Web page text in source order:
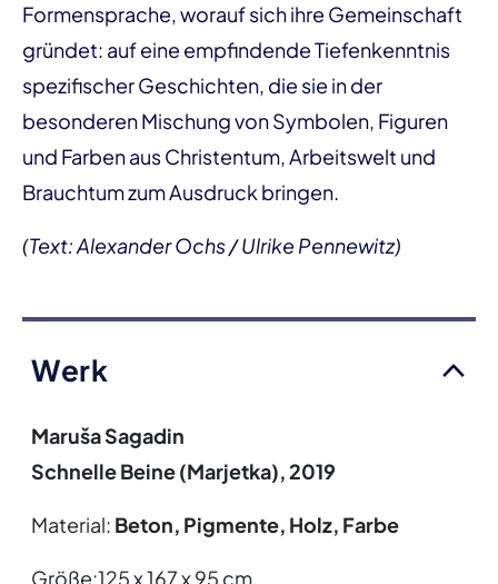
Formensprache, worauf sich ihre Gemeinschaft
gründet: auf eine empfindende Tiefenkenntnis
spezifischer Geschichten, die sie in der
besonderen Mischung von Symbolen, Figuren
und Farben aus Christentum, Arbeitswelt und
Brauchtum zum Ausdruck bringen.
(Text: Alexander Ochs / Ulrike Pennewitz)
Werk
Maruša Sagadin
Schnelle Beine (Marjetka), 2019
Material: Beton, Pigmente, Holz, Farbe
Größe:125 x 167 x 95 cm